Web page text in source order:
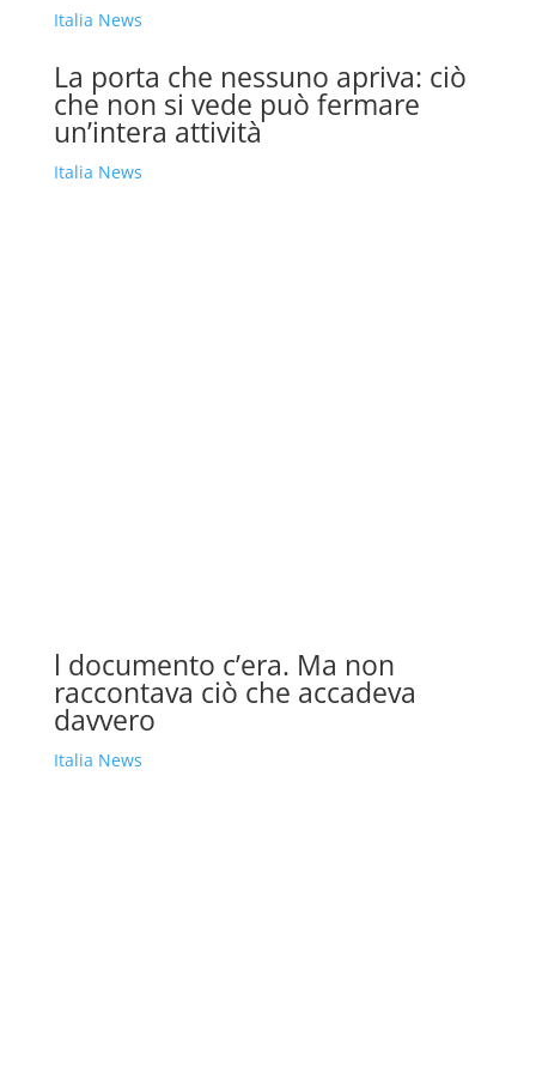
Italia News
La porta che nessuno apriva: ciò
che non si vede può fermare
un’intera attività
Italia News
l documento c’era. Ma non
raccontava ciò che accadeva
davvero
Italia News